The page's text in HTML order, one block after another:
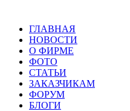
ГЛАВНАЯ
НОВОСТИ
О ФИРМЕ
ФОТО
СТАТЬИ
ЗАКАЗЧИКАМ
ФОРУМ
БЛОГИ